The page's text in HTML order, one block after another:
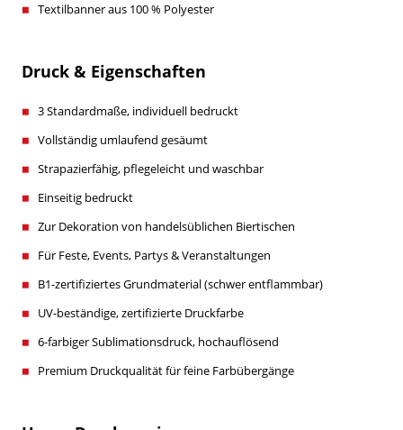
Textilbanner aus 100 % Polyester
Druck & Eigenschaften
3 Standardmaße, individuell bedruckt
Vollständig umlaufend gesäumt
Strapazierfähig, pflegeleicht und waschbar
Einseitig bedruckt
Zur Dekoration von handelsüblichen Biertischen
Für Feste, Events, Partys & Veranstaltungen
B1-zertifiziertes Grundmaterial (schwer entflammbar)
UV-beständige, zertifizierte Druckfarbe
6-farbiger Sublimationsdruck, hochauflösend
Premium Druckqualität für feine Farbübergänge